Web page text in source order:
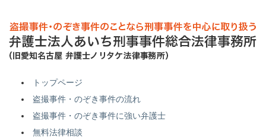
トップページ
盗撮事件・のぞき事件の流れ
盗撮事件・のぞき事件に強い弁護士
無料法律相談